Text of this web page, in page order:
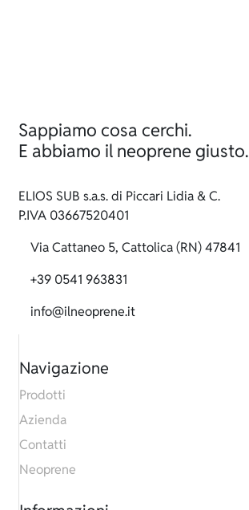
Sappiamo cosa cerchi.
E abbiamo il neoprene giusto.
ELIOS SUB s.a.s. di Piccari Lidia & C.
P.IVA 03667520401
Via Cattaneo 5, Cattolica (RN) 47841
+39 0541 963831
info@ilneoprene.it
Navigazione
Prodotti
Azienda
Contatti
Neoprene